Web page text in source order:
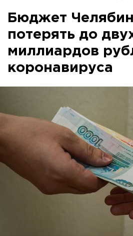
Бюджет
потерять до
миллиардов
коронавируса